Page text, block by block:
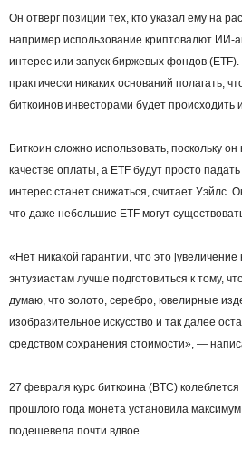
Он отверг позиции тех, кто указал ему на
например использование криптовалют ИИ-
интерес или запуск биржевых фондов
практически никаких оснований полагать,
биткоинов инвесторами будет происходить
Биткоин сложно использовать, поскольку
качестве оплаты, а ETF будут просто
интерес станет снижаться, считает Уэйлс.
что даже небольшие ETF могут
«Нет никакой гарантии, что это
энтузиастам лучше подготовиться к тому,
думаю, что золото, серебро, ювелирные
изобразительное искусство и так далее
средством сохранения стоимости», —
27 февраля курс биткоина (BTC)
прошлого года монета установила
подешевела почти вдвое.